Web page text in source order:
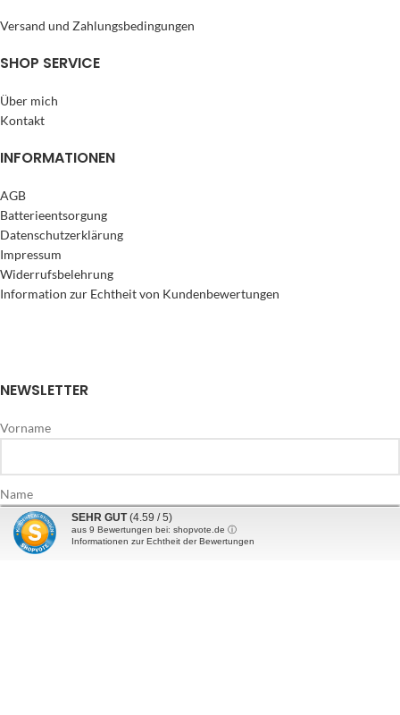
Versand und Zahlungsbedingungen
SHOP SERVICE
Über mich
Kontakt
INFORMATIONEN
AGB
Batterieentsorgung
Datenschutzerklärung
Impressum
Widerrufsbelehrung
Information zur Echtheit von Kundenbewertungen
NEWSLETTER
Vorname
Name
SEHR GUT (4.59 / 5)
aus 9 Bewertungen bei: shopvote.de ⓘ
Informationen zur Echtheit der Bewertungen